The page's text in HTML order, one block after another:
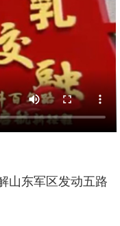
山东军区发动五路